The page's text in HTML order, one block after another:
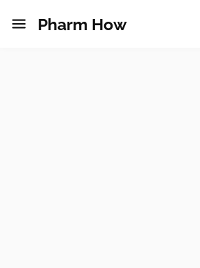
Pharm How